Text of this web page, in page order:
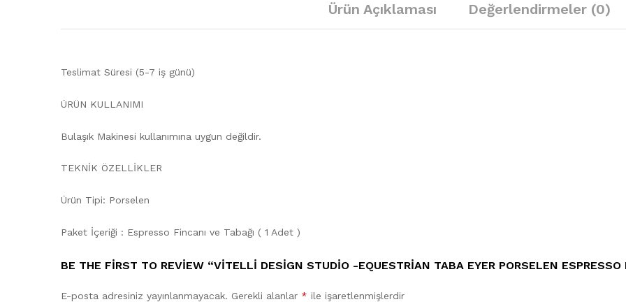
Ürün Açıklaması Değerlendirmeler (0)
Teslimat Süresi (5-7 iş günü)
ÜRÜN KULLANIMI
Bulaşık Makinesi kullanımına uygun değildir.
TEKNİK ÖZELLİKLER
Ürün Tipi: Porselen
Paket İçeriği : Espresso Fincanı ve Tabağı ( 1 Adet )
BE THE FIRST TO REVIEW “VITELLI DESIGN STUDIO -EQUESTRIAN TABA EYER PORSELEN ESPRESSO
E-posta adresiniz yayınlanmayacak. Gerekli alanlar * ile işaretlenmişlerdir